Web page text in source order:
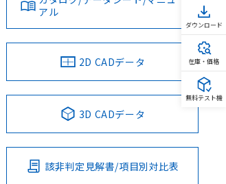
アル
2D CADデータ
3D CADデータ
該非判定見解書/項目別対比表
ダウンロード
在庫・価格
無料テスト機